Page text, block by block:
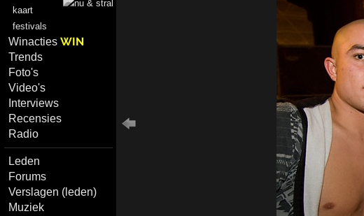
kaart
festivals
WinactiesWIN
Trends
Foto's
Video's
Interviews
Recensies
Radio
Leden
Forums
Verslagen (leden)
Muziek